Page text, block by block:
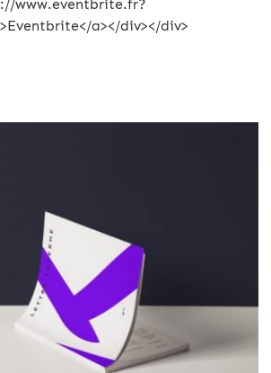
www.eventbrite.fr?
a></div></div>